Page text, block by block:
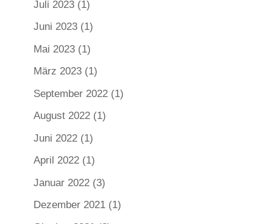
Juli 2023(1)
Juni 2023(1)
Mai 2023(1)
März 2023(1)
September 2022(1)
August 2022(1)
Juni 2022(1)
April 2022(1)
Januar 2022(3)
Dezember 2021(1)